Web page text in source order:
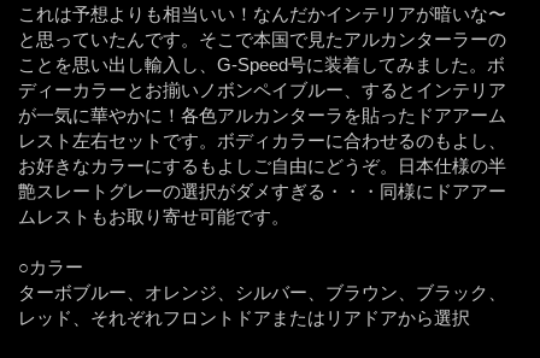
これは予想よりも相当いい！なんだかインテリアが暗いな〜
と思っていたんです。そこで本国で見たアルカンターラーの
ことを思い出し輸入し、G-Speed号に装着してみました。ボ
ディーカラーとお揃いノボンペイブルー、するとインテリア
が一気に華やかに！各色アルカンターラを貼ったドアアーム
レスト左右セットです。ボディカラーに合わせるのもよし、
お好きなカラーにするもよしご自由にどうぞ。日本仕様の半
艶スレートグレーの選択がダメすぎる・・・同様にドアアー
ムレストもお取り寄せ可能です。
○カラー
ターボブルー、オレンジ、シルバー、ブラウン、ブラック、
レッド、それぞれフロントドアまたはリアドアから選択